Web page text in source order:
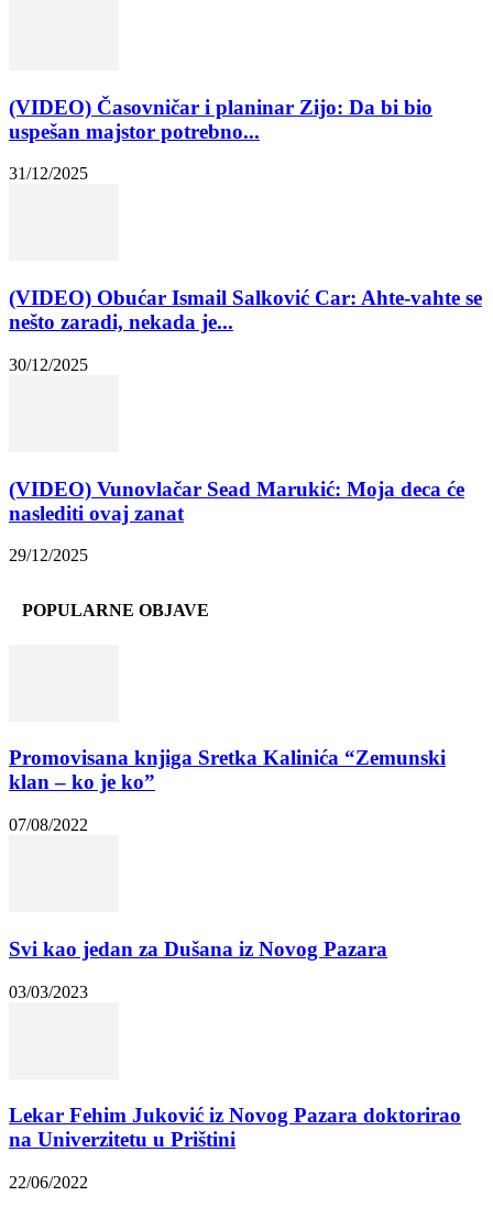
(VIDEO) Časovničar i planinar Zijo: Da bi bio
uspešan majstor potrebno...
31/12/2025
(VIDEO) Obućar Ismail Salković Car: Ahte-vahte se
nešto zaradi, nekada je...
30/12/2025
(VIDEO) Vunovlačar Sead Marukić: Moja deca će
naslediti ovaj zanat
29/12/2025
POPULARNE OBJAVE
Promovisana knjiga Sretka Kalinića “Zemunski
klan – ko je ko”
07/08/2022
Svi kao jedan za Dušana iz Novog Pazara
03/03/2023
Lekar Fehim Juković iz Novog Pazara doktorirao
na Univerzitetu u Prištini
22/06/2022